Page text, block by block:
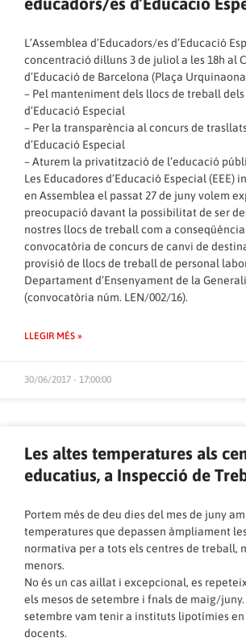
L’Assemblea d’Educadors/es d’Educació
concentració dilluns 3 de juliol a les 18h al
d’Educació de Barcelona (Plaça Urquinaona
– Pel manteniment dels llocs de treball
d’Educació Especial
– Per la transparència al concurs de
d’Educació Especial
– Aturem la privatització de l’educació
Les Educadores d’Educació Especial (EEE)
en Assemblea el passat 27 de juny volem
preocupació davant la possibilitat de ser
nostres llocs de treball com a
convocatòria de concurs de canvi de
provisió de llocs de treball de personal
Departament d’Ensenyament de la
(convocatòria núm. LEN/002/16).
LLEGIR MÉS »
30/06/2017 - 17:00:00
Les altes temperatures als
educatius, a Inspecció de
Portem més de deu dies del mes de juny
temperatures que depassen àmpliament
normativa per a tots els centres de treball,
menors.
No és un cas aillat i excepcional, es
els mesos de setembre i fnals de maig/juny.
setembre vam tenir a instituts lipotímies
docents.